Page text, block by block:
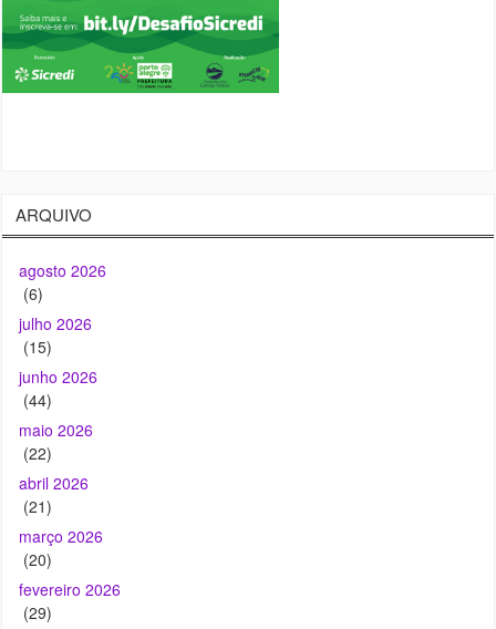
ARQUIVO
agosto 2026
(6)
julho 2026
(15)
junho 2026
(44)
maio 2026
(22)
abril 2026
(21)
março 2026
(20)
fevereiro 2026
(29)